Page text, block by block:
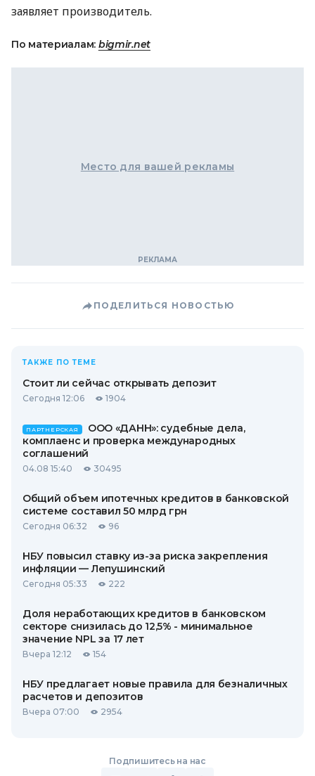
заявляет производитель.
По материалам: bigmir.net
Место для вашей рекламы
ПОДЕЛИТЬСЯ НОВОСТЬЮ
ТАКЖЕ ПО ТЕМЕ
Стоит ли сейчас открывать депозит
Сегодня 12:06 1904
ПАРТНЕРСКАЯ
ООО «ДАНН»: судебные дела,
комплаенс и проверка международных
соглашений
04.08 15:40 30495
Общий объем ипотечных кредитов в банковской
системе составил 50 млрд грн
Сегодня 06:32 96
НБУ повысил ставку из-за риска закрепления
инфляции — Лепушинский
Сегодня 05:33 222
Доля неработающих кредитов в банковском
секторе снизилась до 12,5% - минимальное
значение NPL за 17 лет
Вчера 12:12 154
НБУ предлагает новые правила для безналичных
расчетов и депозитов
Вчера 07:00 2954
Подпишитесь на нас